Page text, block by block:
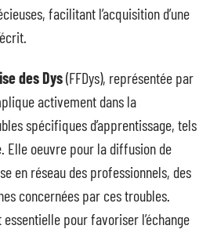
facilitant l’acquisition d’une
des Dys(FFDys), représentée par
activement dans la
spécifiques d’apprentissage, tels
Elle oeuvre pour la diffusion de
en réseau des professionnels, des
concernées par ces troubles.
essentielle pour favoriser l’échange